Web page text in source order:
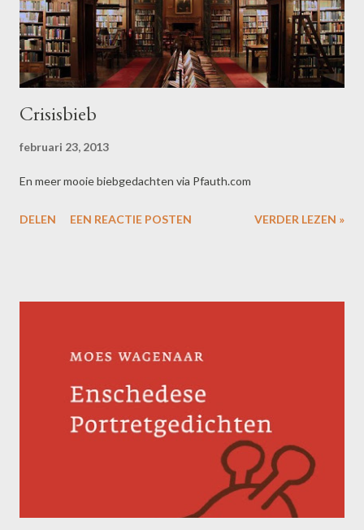
Crisisbieb
februari 23, 2013
En meer mooie biebgedachten via Pfauth.com
DELEN EEN REACTIE POSTEN VERDER LEZEN »